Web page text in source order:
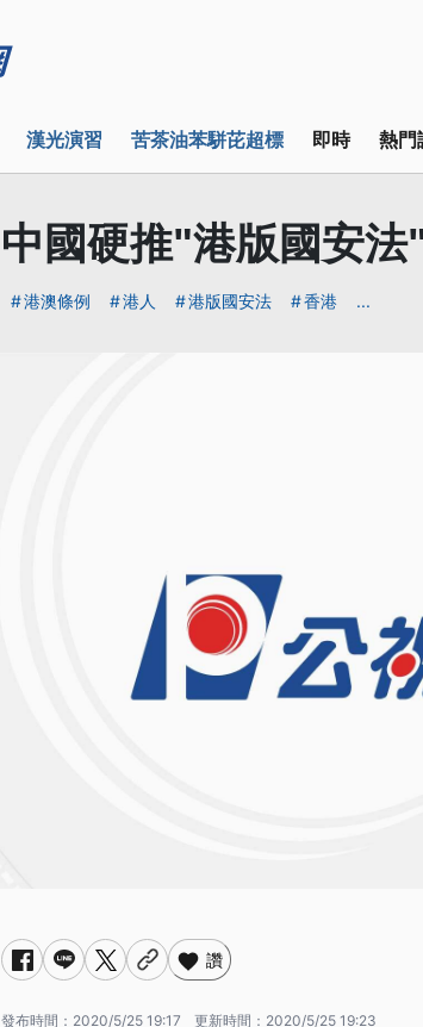
漢光演習 苦茶油苯駢芘超標 即時 熱門
中國硬推"港版國安
港澳條例 港人 港版國安法 香港 ...
讚
發布時間： 2020/5/25 19:17 更新時間： 2020/5/25 19:23